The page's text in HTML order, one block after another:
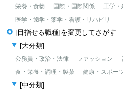
栄養・食物 国際・国際関係 工学・
医学・歯学・薬学・看護・リハビリ
[目指せる職種]を変更してさがす
[大分類]
公務員・政治・法律 ファッション
食・栄養・調理・製菓
健康・スポー
[中分類]